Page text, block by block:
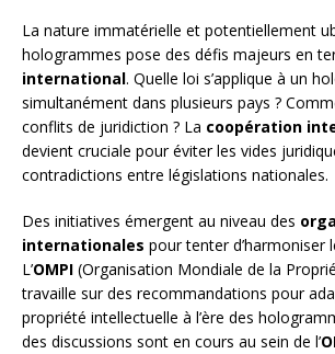
La nature immatérielle et potentiellement
hologrammes pose des défis majeurs en
international. Quelle loi s’applique à un
simultanément dans plusieurs pays ?
conflits de juridiction ? La coopération
devient cruciale pour éviter les vides
contradictions entre législations nationales.
Des initiatives émergent au niveau des
internationales pour tenter d’harmoniser
L’OMPI (Organisation Mondiale de la
travaille sur des recommandations pour
propriété intellectuelle à l’ère des
des discussions sont en cours au sein de l’